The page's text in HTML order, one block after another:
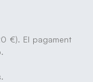
€). El pagament